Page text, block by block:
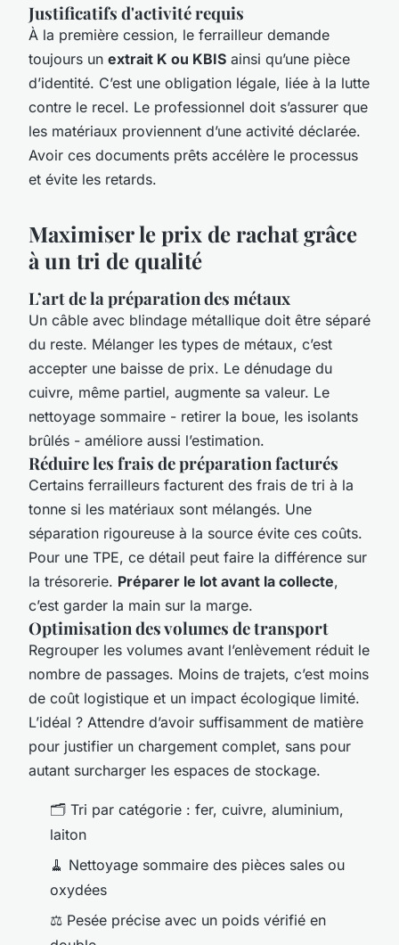
Justificatifs d'activité requis
À la première cession, le ferrailleur demande
toujours un extrait K ou KBIS ainsi qu’une pièce
d’identité. C’est une obligation légale, liée à la lutte
contre le recel. Le professionnel doit s’assurer que
les matériaux proviennent d’une activité déclarée.
Avoir ces documents prêts accélère le processus
et évite les retards.
Maximiser le prix de rachat grâce
à un tri de qualité
L’art de la préparation des métaux
Un câble avec blindage métallique doit être séparé
du reste. Mélanger les types de métaux, c’est
accepter une baisse de prix. Le dénudage du
cuivre, même partiel, augmente sa valeur. Le
nettoyage sommaire - retirer la boue, les isolants
brûlés - améliore aussi l’estimation.
Réduire les frais de préparation facturés
Certains ferrailleurs facturent des frais de tri à la
tonne si les matériaux sont mélangés. Une
séparation rigoureuse à la source évite ces coûts.
Pour une TPE, ce détail peut faire la différence sur
la trésorerie. Préparer le lot avant la collecte,
c’est garder la main sur la marge.
Optimisation des volumes de transport
Regrouper les volumes avant l’enlèvement réduit le
nombre de passages. Moins de trajets, c’est moins
de coût logistique et un impact écologique limité.
L’idéal ? Attendre d’avoir suffisamment de matière
pour justifier un chargement complet, sans pour
autant surcharger les espaces de stockage.
🗂️ Tri par catégorie : fer, cuivre, aluminium,
laiton
🧹 Nettoyage sommaire des pièces sales ou
oxydées
⚖️ Pesée précise avec un poids vérifié en